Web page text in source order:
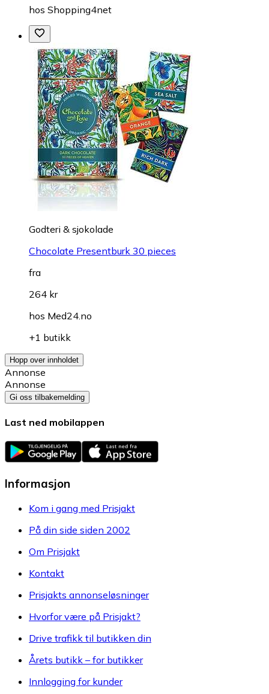
hos Shopping4net
Godteri & sjokolade
Chocolate Presentburk 30 pieces
fra
264 kr
hos Med24.no
+1 butikk
Hopp over innholdet
Annonse
Annonse
Gi oss tilbakemelding
Last ned mobilappen
Informasjon
Kom i gang med Prisjakt
På din side siden 2002
Om Prisjakt
Kontakt
Prisjakts annonseløsninger
Hvorfor være på Prisjakt?
Drive trafikk til butikken din
Årets butikk – for butikker
Innlogging for kunder